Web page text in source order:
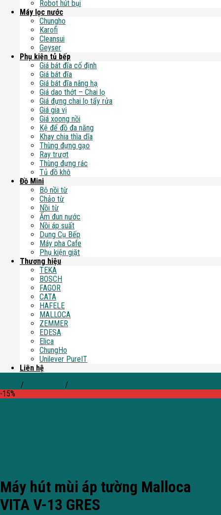
Robot hút bụi
Máy lọc nước
Chungho
Karofi
Cleansui
Geyser
Phụ kiện tủ bếp
Giá bát đĩa cố định
Giá bát đĩa
Giá bát đĩa nâng hạ
Giá dao thớt – Chai lọ
Giá đựng chai lọ tẩy rửa
Giá gia vị
Giá xoong nồi
Kệ để đồ đa năng
Khay chia thìa dĩa
Thùng đựng gạo
Ray trượt
Thùng đựng rác
Tủ đồ khô
Đồ Mini
Bộ nồi từ
Chảo từ
Nồi từ
Ấm đun nước
Nồi áp suất
Dụng Cụ Bếp
Máy pha Cafe
Phụ kiện giặt
Thương hiệu
TEKA
BOSCH
FAGOR
CATA
HAFELE
MALLOCA
ZEMMER
EDESA
Elica
ChungHo
Unilever PureIT
Liên hệ
/ /
-15%
Máy hút mùi áp tường Malloca
VITA V-13 GRES